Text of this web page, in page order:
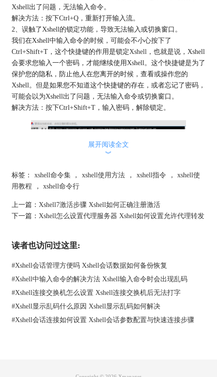
Xshell出了问题，无法输入命令。
解决方法：按下Ctrl+Q，重新打开输入流。
2、误触了Xshell的锁定功能，导致无法输入或切换窗口。
我们在Xshell中输入命令的时候，可能会不小心按下了
Ctrl+Shift+T，这个快捷键的作用是锁定Xshell ，也就是说，Xshell
会要求您输入一个密码，才能继续使用Xshell。这个快捷键是为了
保护您的隐私，防止他人在您离开的时候，查看或操作您的
Xshell。但是如果您不知道这个快捷键的存在，或者忘记了密码，
可能会以为Xshell出了问题，无法输入命令或切换窗口。
解决方法：按下Ctrl+Shift+T，输入密码，解除锁定。
3、在Xshell中将原有连接信息删除重新添加一次，导致无法进行
我们在Xshell中输入命令的时候，可能会因为某些原因，需要在
Xshell中将原有连接信息删除重新添加一次，比如修改连接的名
称，或者更换连接的协议。这个操作是为了方便管理和使用Xshell
的连接，但是如果您在删除和添加的过程中，出现了一些错误，
可能会导致Xshell无法正常连接到服务器，无法进行任何操作。
解决方法：重新建立连接，或者检查连接设置是否正确，比如主
展开阅读全文
︾
标签： xshell命令集 ， xshell使用方法 ， xshell指令 ，
xshell使
用教程
， xshell命令行
上一篇： Xshell7激活步骤 Xshell如何正确注册激活
下一篇： Xshell怎么设置代理服务器 Xshell如何设置允许代理转发
读者也访问过这里:
#Xshell会话管理方便吗 Xshell会话数据如何备份恢复
#Xshell中输入命令的解决方法 Xshell输入命令时会出现乱码
#Xshell连接交换机怎么设置 Xshell连接交换机后无法打字
#Xshell显示乱码什么原因 Xshell显示乱码如何解决
#Xshell会话连接如何设置 Xshell会话参数配置与快速连接步骤